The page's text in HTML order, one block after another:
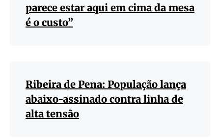
parece estar aqui em cima da mesa
é o custo”
Ribeira de Pena: População lança
abaixo-assinado contra linha de
alta tensão